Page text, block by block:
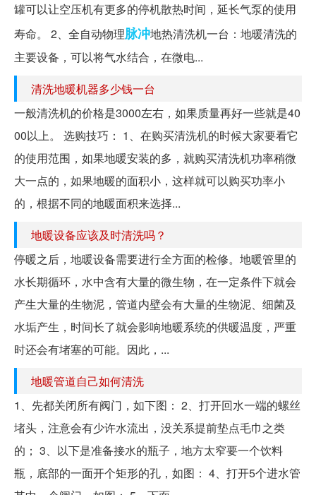
罐可以让空压机有更多的停机散热时间，延长气泵的使用
寿命。 2、全自动物理脉冲地热清洗机一台：地暖清洗的
主要设备，可以将气水结合，在微电...
清洗地暖机器多少钱一台
一般清洗机的价格是3000左右，如果质量再好一些就是40
00以上。 选购技巧： 1、在购买清洗机的时候大家要看它
的使用范围，如果地暖安装的多，就购买清洗机功率稍微
大一点的，如果地暖的面积小，这样就可以购买功率小
的，根据不同的地暖面积来选择...
地暖设备应该及时清洗吗？
停暖之后，地暖设备需要进行全方面的检修。地暖管里的
水长期循环，水中含有大量的微生物，在一定条件下就会
产生大量的生物泥，管道内壁会有大量的生物泥、细菌及
水垢产生，时间长了就会影响地暖系统的供暖温度，严重
时还会有堵塞的可能。因此，...
地暖管道自己如何清洗
1、先都关闭所有阀门，如下图： 2、打开回水一端的螺丝
堵头，注意会有少许水流出，没关系提前垫点毛巾之类
的； 3、以下是准备接水的瓶子，地方太窄要一个饮料
瓶，底部的一面开个矩形的孔，如图： 4、打开5个进水管